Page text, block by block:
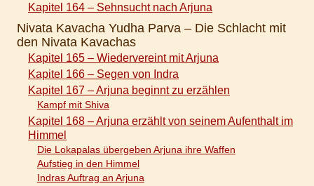
Kapitel 164 – Sehnsucht nach Arjuna
Nivata Kavacha Yudha Parva – Die Schlacht mit
den Nivata Kavachas
Kapitel 165 – Wiedervereint mit Arjuna
Kapitel 166 – Segen von Indra
Kapitel 167 – Arjuna beginnt zu erzählen
Kampf mit Shiva
Kapitel 168 – Arjuna erzählt von seinem Aufenthalt im
Himmel
Die Lokapalas übergeben Arjuna ihre Waffen
Aufstieg in den Himmel
Indras Auftrag an Arjuna